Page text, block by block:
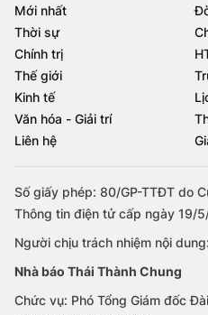
Mới nhất
Thời sự
Chính trị
Thế giới
Kinh tế
Văn hóa - Giải trí
Liên hệ
Số giấy phép: 80/GP-TTĐT do
Thông tin điện tử cấp ngày 19/
Người chịu trách nhiệm nội dung:
Nhà báo Thái Thành Chung
Chức vụ: Phó Tổng Giám đốc